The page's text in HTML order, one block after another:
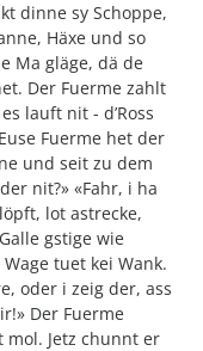
dinne sy Schoppe,
Häxe und so
Ma gläge, dä de
Der Fuerme zahlt
lauft nit - d’Ross
Fuerme het der
und seit zu dem
nit?» «Fahr, i ha
lot astrecke,
gstige wie
tuet kei Wank.
oder i zeig der, ass
Der Fuerme
mol. Jetz chunnt er